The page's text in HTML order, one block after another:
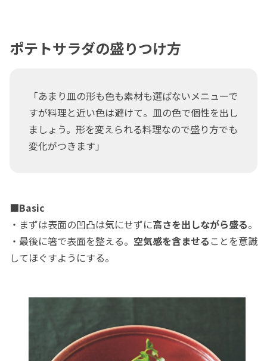
ポテトサラダの盛りつけ方
「あまり皿の形も色も素材も選ばないメニューで
すが料理と近い色は避けて。皿の色で個性を出し
ましょう。形を変えられる料理なので盛り方でも
変化がつきます」
■Basic
・まずは表面の凹凸は気にせずに高さを出しながら盛る。
・最後に箸で表面を整える。 空気感を含ませる ことを意識
してほぐすようにする。